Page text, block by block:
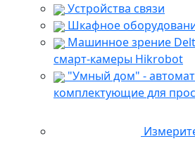
Устройства связи
Шкафное
Машинное зрение
смарт-камеры Hikrobot
"Умный дом" -
комплектующие для